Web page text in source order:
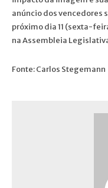
anúncio dos vencedores
próximo dia 11 (sexta-
na Assembleia
Fonte: Carlos Stegemann